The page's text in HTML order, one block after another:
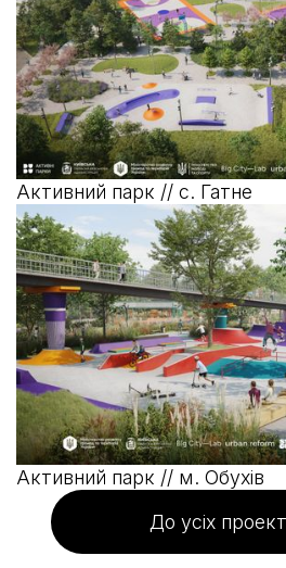
Активний парк // с. Гатне
Активний парк // м. Обухів
До усіх